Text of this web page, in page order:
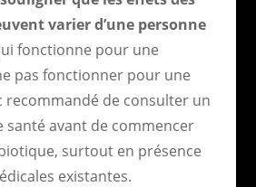
varier d’une personne
fonctionne pour une
pas fonctionner pour une
recommandé de consulter un
santé avant de commencer
surtout en présence
existantes.